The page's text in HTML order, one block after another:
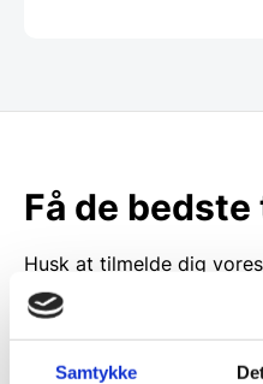
Samtykke
Få de
Husk at tilmelde dig
til de bedste tilbud. Og
ikke, men sender kun